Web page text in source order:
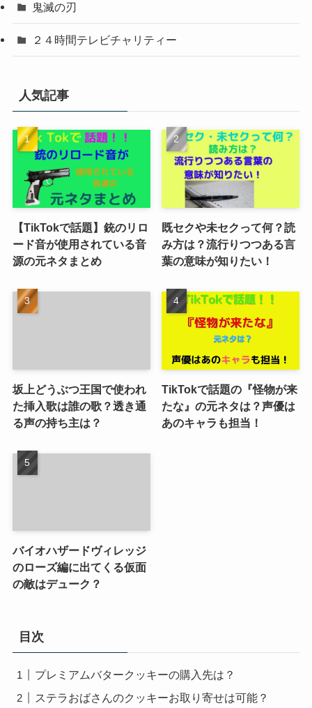
鬼滅の刃
２４時間テレビチャリティー
人気記事
【TikTokで話題】銃のリロ
ード音が使用されている音
源の元ネタまとめ
既セクや未セクって何？読
み方は？流行りつつある言
葉の意味が知りたい！
坂上どうぶつ王国で使われ
た挿入歌は誰の歌？透き通
る声の持ち主は？
TikTokで話題の『怪物が来
たな』の元ネタは？声優は
あのキャラも担当！
バイオハザードヴィレッジ
のローズ編に出てくる仮面
の敵はデューク？
目次
プレミアムバタークッキーの購入先は？
ステラおばさんのクッキーお取り寄せは可能？